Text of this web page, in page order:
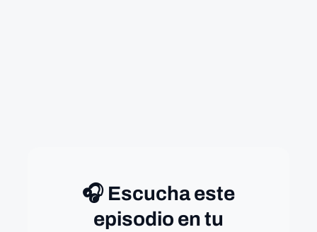
🎧 Escucha este
episodio en tu